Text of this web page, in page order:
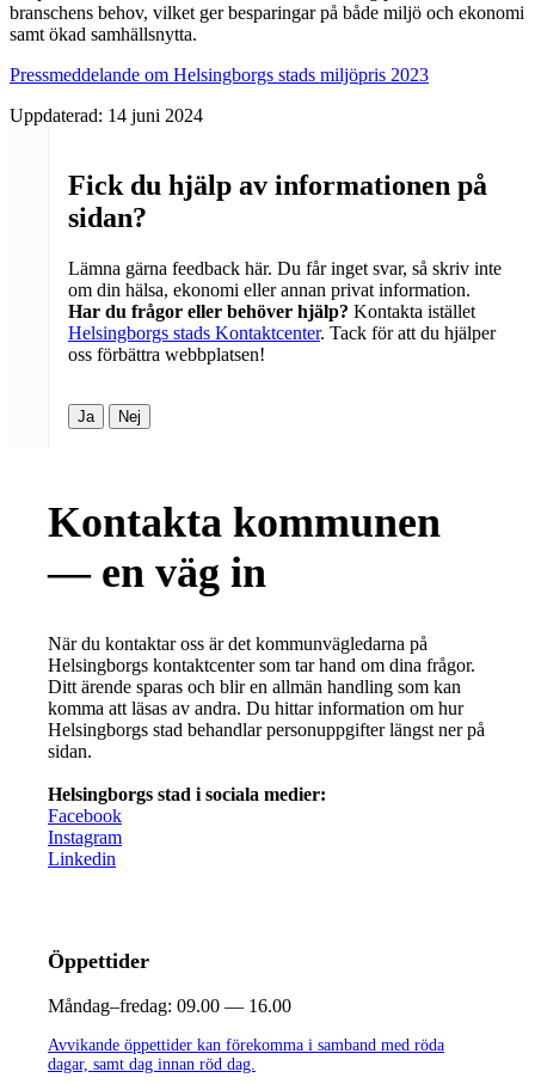
branschens behov, vilket ger besparingar på både miljö och ekonomi
samt ökad samhällsnytta.
Pressmeddelande om Helsingborgs stads miljöpris 2023
Uppdaterad: 14 juni 2024
Fick du hjälp av informationen på
sidan?
Lämna gärna feedback här. Du får inget svar, så skriv inte
om din hälsa, ekonomi eller annan privat information.
Har du frågor eller behöver hjälp? Kontakta istället
Helsingborgs stads Kontaktcenter. Tack för att du hjälper
oss förbättra webbplatsen!
Ja Nej
Kontakta kommunen
— en väg in
När du kontaktar oss är det kommunvägledarna på
Helsingborgs kontaktcenter som tar hand om dina frågor.
Ditt ärende sparas och blir en allmän handling som kan
komma att läsas av andra. Du hittar information om hur
Helsingborgs stad behandlar personuppgifter längst ner på
sidan.
Helsingborgs stad i sociala medier:
Facebook
Instagram
Linkedin
Öppettider
Måndag–fredag: 09.00 — 16.00
Avvikande öppettider kan förekomma i samband med röda
dagar, samt dag innan röd dag.